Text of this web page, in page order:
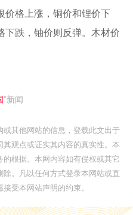
价格上涨，铜价和锂价下
下跌，铀价则反弹。木材价
”新闻
其他网站的信息，登载此文出于
观点或证实其内容的真实性。本
根据。本网内容如有侵权或其它
。凡以任何方式登录本网站或直
受本网站声明的约束。